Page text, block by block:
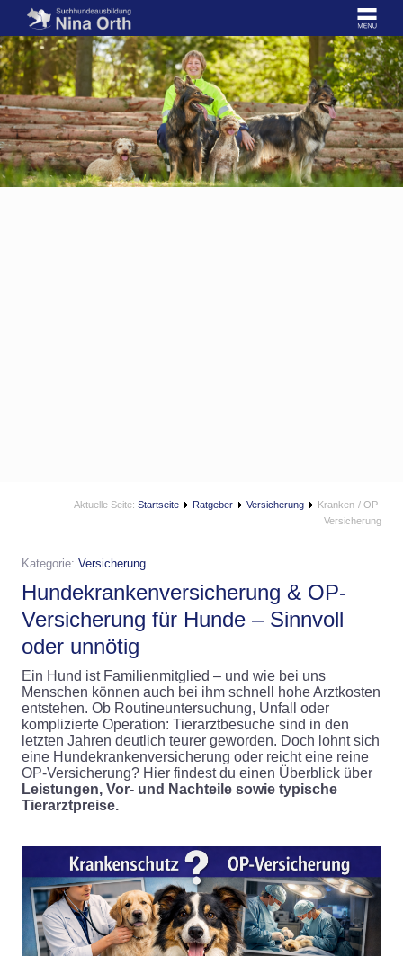
Aktuelle Seite: Startseite Ratgeber Versicherung
Kranken-/ OP-
Versicherung
Kategorie: Versicherung
Hundekrankenversicherung & OP-
Versicherung für Hunde – Sinnvoll
oder unnötig
Ein Hund ist Familienmitglied – und wie bei uns
Menschen können auch bei ihm schnell hohe Arztkosten
entstehen. Ob Routineuntersuchung, Unfall oder
komplizierte Operation: Tierarztbesuche sind in den
letzten Jahren deutlich teurer geworden. Doch lohnt sich
eine Hundekrankenversicherung oder reicht eine reine
OP-Versicherung? Hier findest du einen Überblick über
Leistungen, Vor- und Nachteile sowie typische
Tierarztpreise.